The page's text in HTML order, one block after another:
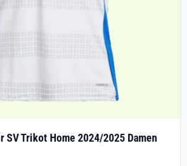
SV Trikot Home 2024/2025 Damen